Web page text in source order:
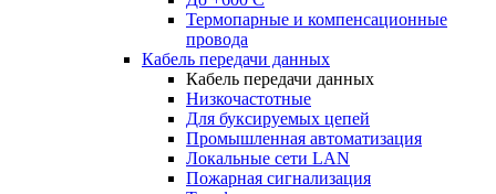
Термопарные и компенсационные
провода
Кабель передачи данных
Кабель передачи данных
Низкочастотные
Для буксируемых цепей
Промышленная автоматизация
Локальные сети LAN
Пожарная сигнализация